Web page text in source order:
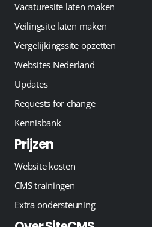
Vacaturesite laten maken
Veilingsite laten maken
Vergelijkingssite opzetten
Websites Nederland
Updates
Requests for change
Kennisbank
Prijzen
Website kosten
CMS trainingen
Extra ondersteuning